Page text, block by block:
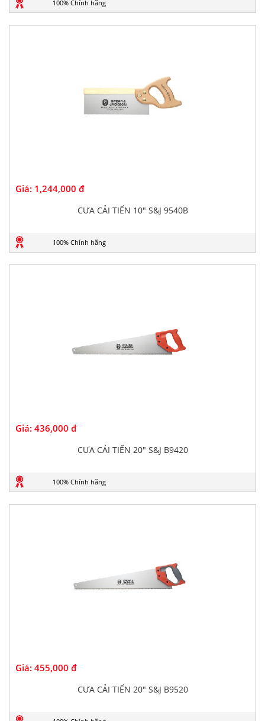
100% Chính hãng
Giá: 1,244,000 đ
CƯA CẢI TIẾN 10" S&J 9540B
100% Chính hãng
Giá: 436,000 đ
CƯA CẢI TIẾN 20" S&J B9420
100% Chính hãng
Giá: 455,000 đ
CƯA CẢI TIẾN 20" S&J B9520